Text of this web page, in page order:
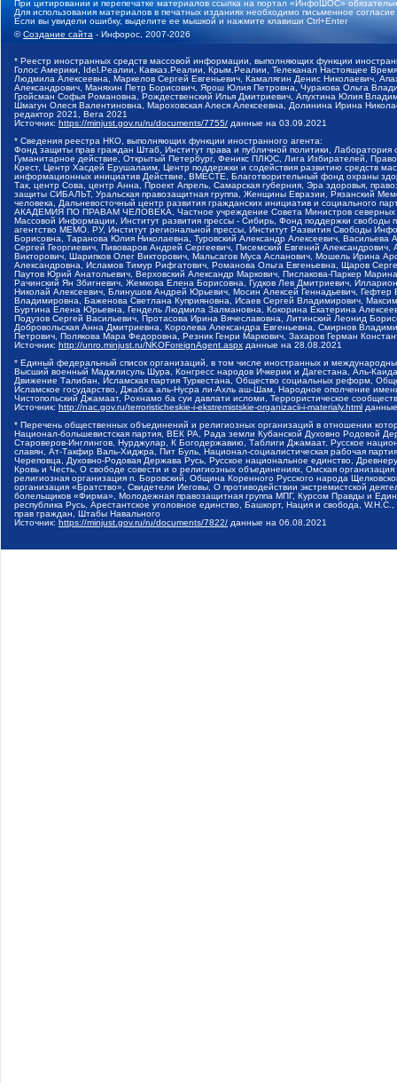
При цитировании и перепечатке материалов ссылка на портал «ИнфоШОС»
Для использования материалов в печатных изданиях необходимо письменное
Если вы увидели ошибку, выделите ее мышкой и нажмите клавиши Ctrl+Enter
©Создание сайта - Инфорос, 2007-2026
* Реестр иностранных средств массовой информации, выполняющих функции
Голос Америки, Idel.Реалии, Кавказ.Реалии, Крым.Реалии, Телеканал Настоящее
Людмила Алексеевна, Маркелов Сергей Евгеньевич, Камалягин Денис Николаевич,
Александрович, Маняхин Петр Борисович, Ярош Юлия Петровна, Чуракова Ольга
Гройсман Софья Романовна, Рождественский Илья Дмитриевич, Апухтина Юлия
Шмагун Олеся Валентиновна, Мароховская Алеся Алексеевна, Долинина Ирина
редактор 2021, Вега 2021
Источник: https://minjust.gov.ru/ru/documents/7755/ данные на 03.09.2021
* Сведения реестра НКО, выполняющих функции иностранного агента:
Фонд защиты прав граждан Штаб, Институт права и публичной политики,
Гуманитарное действие, Открытый Петербург, Феникс ПЛЮС, Лига Избирателей,
Крест, Центр Хасдей Ерушалаим, Центр поддержки и содействия развитию средств
информационных инициатив Действие, ВМЕСТЕ, Благотворительный фонд охраны
Так, центр Сова, центр Анна, Проект Апрель, Самарская губерния, Эра здоровья,
защиты СИБАЛЬТ, Уральская правозащитная группа, Женщины Евразии, Рязанский
человека, Дальневосточный центр развития гражданских инициатив и социального
АКАДЕМИЯ ПО ПРАВАМ ЧЕЛОВЕКА, Частное учреждение Совета Министров северных
Массовой Информации, Институт развития прессы - Сибирь, Фонд поддержки
агентство МЕМО. РУ, Институт региональной прессы, Институт Развития Свободы
Борисовна, Таранова Юлия Николаевна, Туровский Александр Алексеевич,
Сергей Георгиевич, Пивоваров Андрей Сергеевич, Писемский Евгений
Викторович, Шарипков Олег Викторович, Мальсагов Муса Асланович, Мошель Ирина
Александровна, Исламов Тимур Рифгатович, Романова Ольга Евгеньевна, Щаров
Паутов Юрий Анатольевич, Верховский Александр Маркович, Пислакова-Паркер
Рачинский Ян Збигневич, Жемкова Елена Борисовна, Гудков Лев Дмитриевич,
Николай Алексеевич, Блинушов Андрей Юрьевич, Мосин Алексей Геннадьевич,
Владимировна, Баженова Светлана Куприяновна, Исаев Сергей Владимирович,
Буртина Елена Юрьевна, Гендель Людмила Залмановна, Кокорина Екатерина
Подузов Сергей Васильевич, Протасова Ирина Вячеславовна, Литинский Леонид
Добровольская Анна Дмитриевна, Королева Александра Евгеньевна, Смирнов
Петрович, Полякова Мара Федоровна, Резник Генри Маркович, Захаров Герман
Источник: http://unro.minjust.ru/NKOForeignAgent.aspx данные на 28.08.2021
* Единый федеральный список организаций, в том числе иностранных и
Высший военный Маджлисуль Шура, Конгресс народов Ичкерии и Дагестана, Аль-
Движение Талибан, Исламская партия Туркестана, Общество социальных реформ,
Исламское государство, Джабха аль-Нусра ли-Ахль аш-Шам, Народное ополчение
Чистопольский Джамаат, Рохнамо ба суи давлати исломи, Террористическое
Источник: http://nac.gov.ru/terroristicheskie-i-ekstremistskie-organizacii-i-materialy.html
* Перечень общественных объединений и религиозных организаций в отношении
Национал-большевистская партия, ВЕК РА, Рада земли Кубанской Духовно Родовой
Староверов-Инглингов, Нурджулар, К Богодержавию, Таблиги Джамаат, Русское
славян, Ат-Такфир Валь-Хиджра, Пит Буль, Национал-социалистическая рабочая
Череповца, Духовно-Родовая Держава Русь, Русское национальное единство,
Кровь и Честь, О свободе совести и о религиозных объединениях, Омская
религиозная организация п. Боровский, Община Коренного Русского народа
организация «Братство», Свидетели Иеговы, О противодействии экстремистской
болельщиков «Фирма», Молодежная правозащитная группа МПГ, Курсом Правды и
республика Русь, Арестантское уголовное единство, Башкорт, Нация и свобода,
прав граждан, Штабы Навального
Источник: https://minjust.gov.ru/ru/documents/7822/ данные на 06.08.2021